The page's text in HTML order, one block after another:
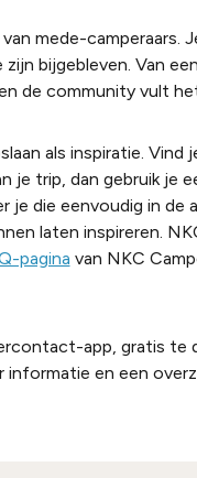
mede-
bijgebleven. Van
de community vult
als inspiratie.
je trip, dan gebruik
je die eenvoudig in
laten inspireren.
pagina van NKC
app, gratis
informatie en een